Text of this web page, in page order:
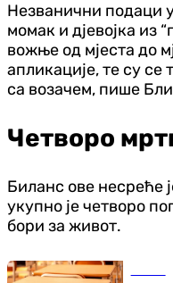
Незванични подаци
момак и дјевојка из
вожње од мјеста до
апликације, те су
са возачем, пише
Четворо
Биланс ове несреће
укупно је четворо
бори за живот.